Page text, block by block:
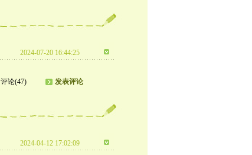
2024-07-20 16:44:25
评论(47) 发表评论
2024-04-12 17:02:09